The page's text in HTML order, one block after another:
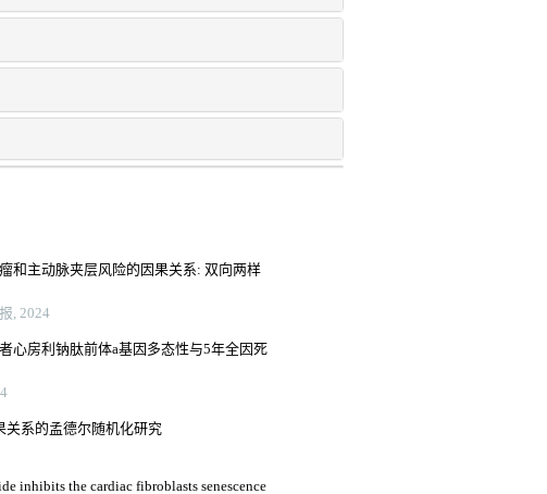
和主动脉夹层风险的因果关系: 双向两样
, 2024
心房利钠肽前体a基因多态性与5年全因死
关系的孟德尔随机化研究
inhibits the cardiac fibroblasts senescence